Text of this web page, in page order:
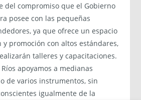
del compromiso que el Gobierno
posee con las pequeñas
ya que ofrece un espacio
y promoción con altos estándares,
talleres y capacitaciones.
apoyamos a medianas
de varios instrumentos, sin
igualmente de la